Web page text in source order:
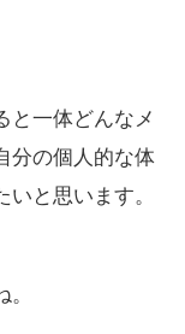
と一体どんなメ
分の個人的な体
と思います。